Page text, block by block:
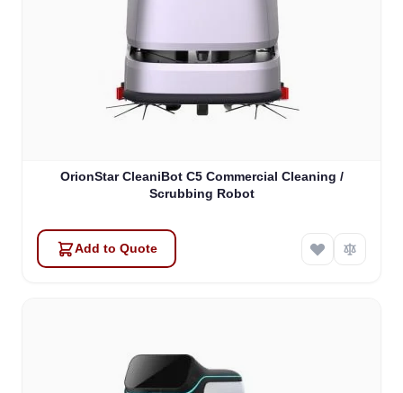
OrionStar CleaniBot C5 Commercial Cleaning /
Scrubbing Robot
Add to Quote